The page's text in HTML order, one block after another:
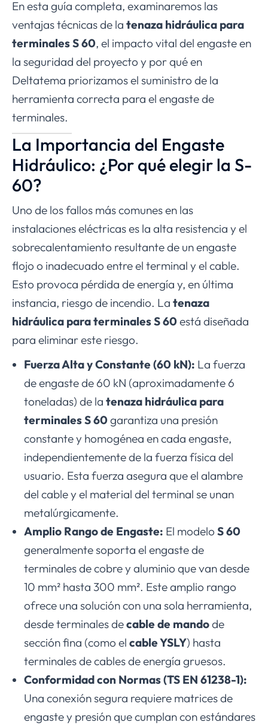
En esta guía completa, examinaremos las
ventajas técnicas de la tenaza hidráulica para
terminales S 60, el impacto vital del engaste en
la seguridad del proyecto y por qué en
Deltatema priorizamos el suministro de la
herramienta correcta para el engaste de
terminales.
La Importancia del Engaste
Hidráulico: ¿Por qué elegir la S-
60?
Uno de los fallos más comunes en las
instalaciones eléctricas es la alta resistencia y el
sobrecalentamiento resultante de un engaste
flojo o inadecuado entre el terminal y el cable.
Esto provoca pérdida de energía y, en última
instancia, riesgo de incendio. La tenaza
hidráulica para terminales S 60está diseñada
para eliminar este riesgo.
Fuerza Alta y Constante (60 kN): La fuerza
de engaste de 60 kN (aproximadamente 6
toneladas) de la tenaza hidráulica para
terminales S 60garantiza una presión
constante y homogénea en cada engaste,
independientemente de la fuerza física del
usuario. Esta fuerza asegura que el alambre
del cable y el material del terminal se unan
metalúrgicamente.
Amplio Rango de Engaste: El modelo S 60
generalmente soporta el engaste de
terminales de cobre y aluminio que van desde
10 mm² hasta 300 mm². Este amplio rango
ofrece una solución con una sola herramienta,
desde terminales decable de mandode
sección fina (como el cable YSLY) hasta
terminales de cables de energía gruesos.
Conformidad con Normas (TS EN 61238-1):
Una conexión segura requiere matrices de
engaste y presión que cumplan con estándares